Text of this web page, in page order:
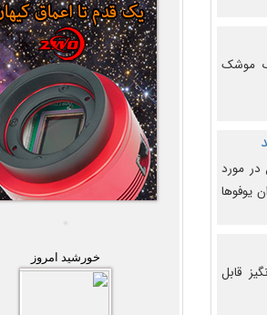
موشک
در مورد
یوفوها
قابل
خورشید امروز